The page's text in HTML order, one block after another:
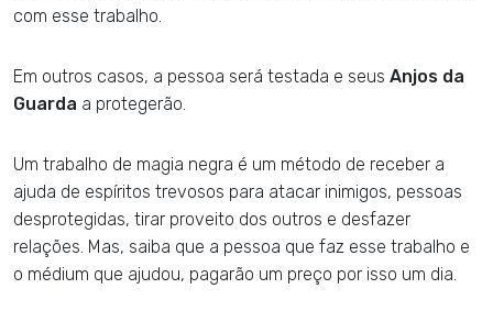
com esse trabalho.
Em outros casos, a pessoa será testada e seus Anjos da
Guarda a protegerão.
Um trabalho de magia negra é um método de receber a
ajuda de espíritos trevosos para atacar inimigos, pessoas
desprotegidas, tirar proveito dos outros e desfazer
relações. Mas, saiba que a pessoa que faz esse trabalho e
o médium que ajudou, pagarão um preço por isso um dia.